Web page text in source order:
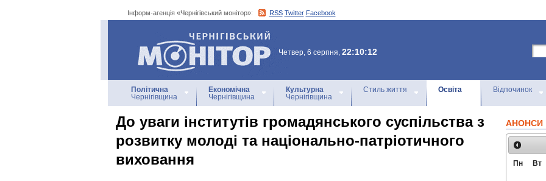
Інформ-агенція «Чернігівський монітор»: RSS Twitter Facebook
Інформ-агенція
«Чернігівський монітор»
Четвер, 6 серпня, 22:10:12
Політична
Чернігівщина
Економічна
Чернігівщина
Культурна
Чернігівщина
Стиль життя Освіта Відпочинок
До уваги інститутів громадянського суспільства з
розвитку молоді та національно-патріотичного
виховання
АНОНСИ
Пн Вт